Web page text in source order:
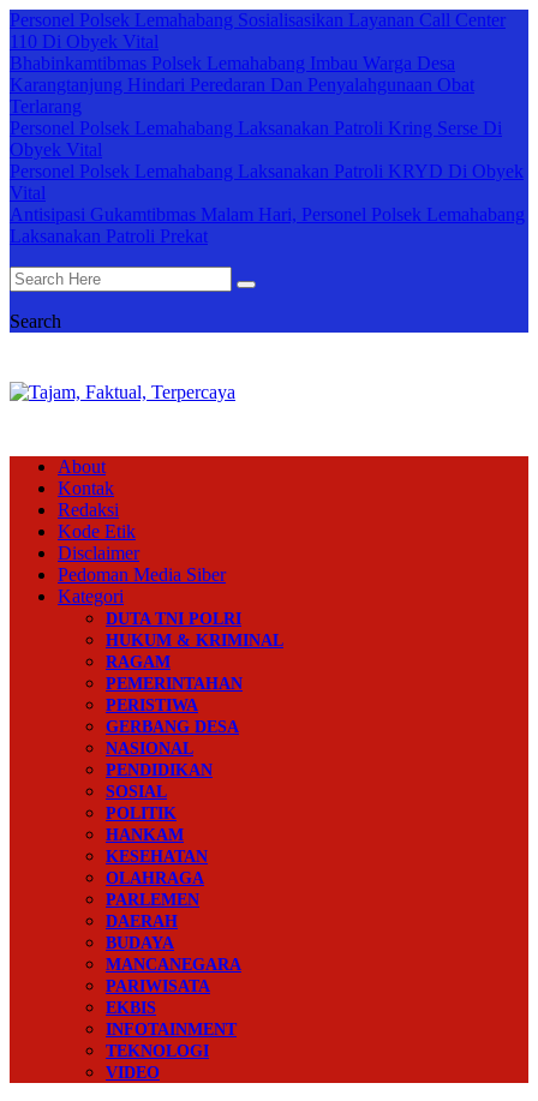
Personel Polsek Lemahabang Sosialisasikan Layanan Call Center
110 Di Obyek Vital
Bhabinkamtibmas Polsek Lemahabang Imbau Warga Desa
Karangtanjung Hindari Peredaran Dan Penyalahgunaan Obat
Terlarang
Personel Polsek Lemahabang Laksanakan Patroli Kring Serse Di
Obyek Vital
Personel Polsek Lemahabang Laksanakan Patroli KRYD Di Obyek
Vital
Antisipasi Gukamtibmas Malam Hari, Personel Polsek Lemahabang
Laksanakan Patroli Prekat
Search
About
Kontak
Redaksi
Kode Etik
Disclaimer
Pedoman Media Siber
Kategori
DUTA TNI POLRI
HUKUM & KRIMINAL
RAGAM
PEMERINTAHAN
PERISTIWA
GERBANG DESA
NASIONAL
PENDIDIKAN
SOSIAL
POLITIK
HANKAM
KESEHATAN
OLAHRAGA
PARLEMEN
DAERAH
BUDAYA
MANCANEGARA
PARIWISATA
EKBIS
INFOTAINMENT
TEKNOLOGI
VIDEO